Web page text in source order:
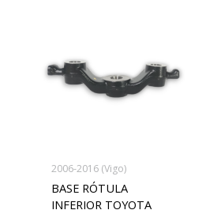
2006-2016 (Vigo)
BASE RÓTULA
INFERIOR TOYOTA
$120,000
hasta
$230,000